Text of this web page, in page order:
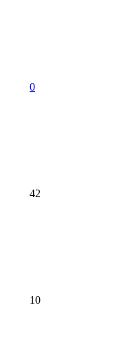
0
42
10